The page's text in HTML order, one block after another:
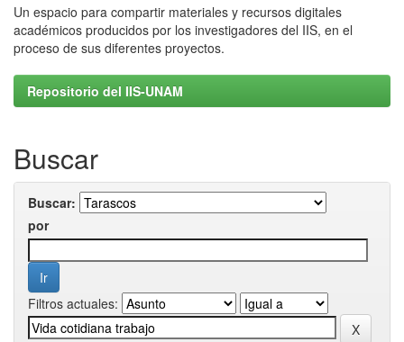
Un espacio para compartir materiales y recursos digitales
académicos producidos por los investigadores del IIS, en el
proceso de sus diferentes proyectos.
Repositorio del IIS-UNAM
Buscar
Buscar:
por
Filtros actuales: